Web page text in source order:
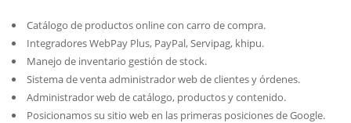
Catálogo de productos online con carro de compra.
Integradores WebPay Plus, PayPal, Servipag, khipu.
Manejo de inventario gestión de stock.
Sistema de venta administrador web de clientes y órdenes.
Administrador web de catálogo, productos y contenido.
Posicionamos su sitio web en las primeras posiciones de Google.